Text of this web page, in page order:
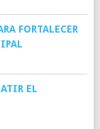
FORTALECER
EL